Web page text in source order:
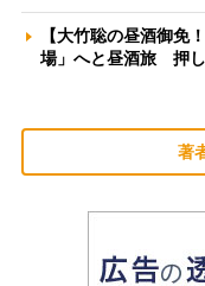
【大竹聡の昼酒御免
場」へと昼酒旅 押
著